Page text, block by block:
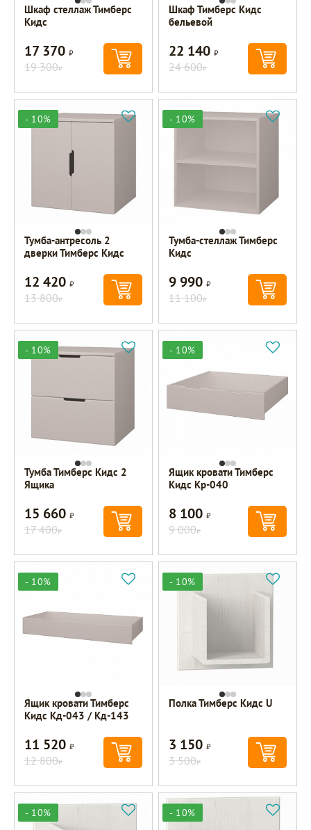
Шкаф стеллаж Тимберс
Кидс
17 370Р
19 300Р
Шкаф Тимберс Кидс
бельевой
22 140Р
24 600Р
- 10%
Тумба-антресоль 2
дверки Тимберс Кидс
12 420Р
13 800Р
- 10%
Тумба-стеллаж Тимберс
Кидс
9 990Р
11 100Р
- 10%
Тумба Тимберс Кидс 2
Ящика
15 660Р
17 400Р
- 10%
Ящик кровати Тимберс
Кидс Кр-040
8 100Р
9 000Р
- 10%
Ящик кровати Тимберс
Кидс Кд-043 / Кд-143
11 520Р
12 800Р
- 10%
Полка Тимберс Кидс U
3 150Р
3 500Р
- 10% - 10%